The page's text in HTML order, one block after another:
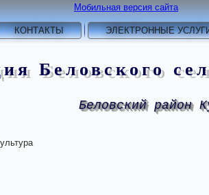
Мобильная версия сайта
КОНТАКТЫ ЭЛЕКТРОННЫЕ
Беловского
Беловский район